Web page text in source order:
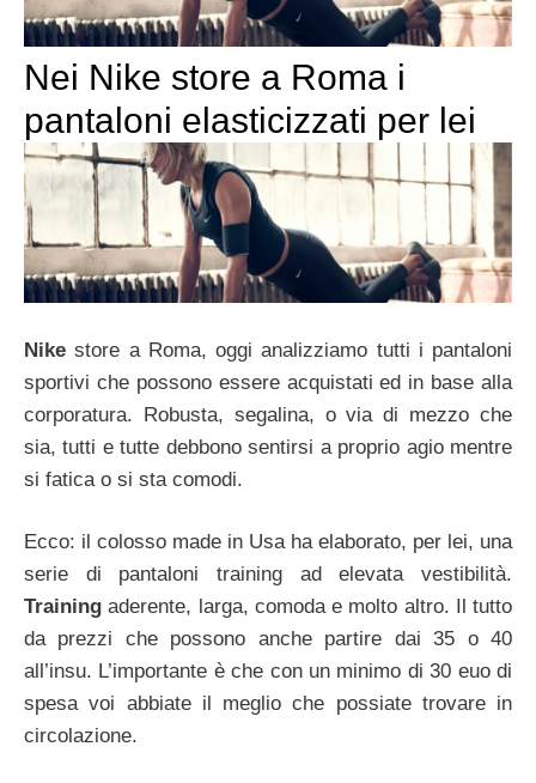
Nei Nike store a Roma i
pantaloni elasticizzati per lei
Nike store a Roma, oggi analizziamo tutti i pantaloni
sportivi che possono essere acquistati ed in base alla
corporatura. Robusta, segalina, o via di mezzo che
sia, tutti e tutte debbono sentirsi a proprio agio mentre
si fatica o si sta comodi.
Ecco: il colosso made in Usa ha elaborato, per lei, una
serie di pantaloni training ad elevata vestibilità.
Training aderente, larga, comoda e molto altro. Il tutto
da prezzi che possono anche partire dai 35 o 40
all’insu. L’importante è che con un minimo di 30 euo di
spesa voi abbiate il meglio che possiate trovare in
circolazione.